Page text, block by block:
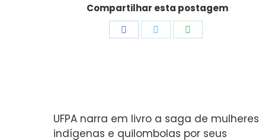
Compartilhar esta postagem
UFPA narra em livro a saga de mulheres
indígenas e quilombolas por seus